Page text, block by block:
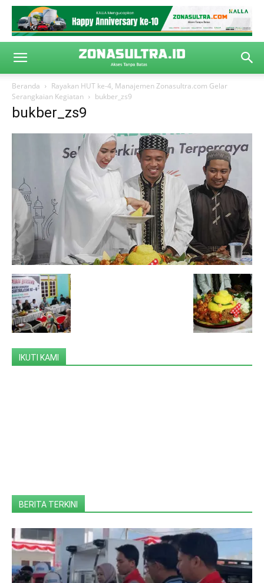
Beranda
Rayakan HUT ke-4, Manajemen Zonasultra.com Gelar
Serangkaian Kegiatan
bukber_zs9
bukber_zs9
IKUTI KAMI
BERITA TERKINI